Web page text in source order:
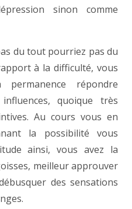
sinon comme
du tout pourriez pas du
à la difficulté, vous
répondre
quoique très
Au cours vous en
la possibilité vous
ainsi, vous avez la
meilleur approuver
des sensations